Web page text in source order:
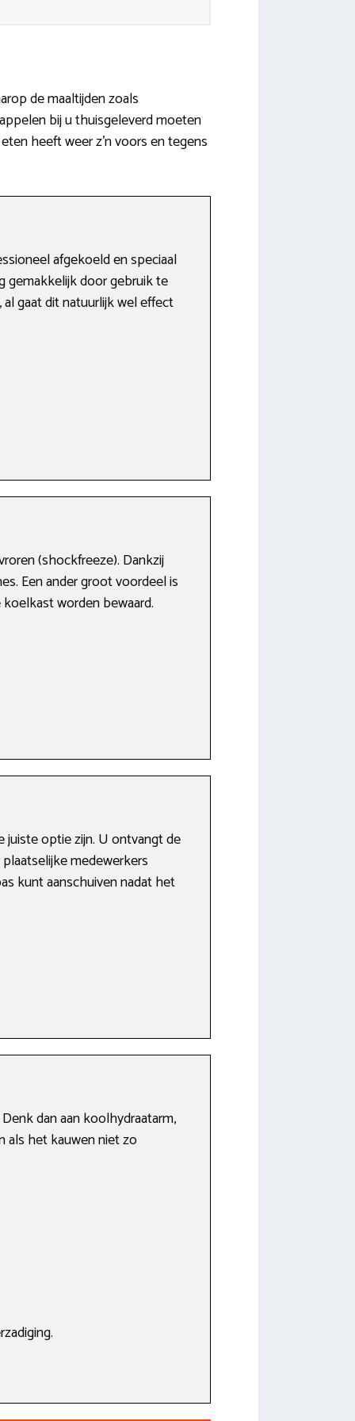
de maaltijden zoals
bij u thuisgeleverd moeten
heeft weer z’n voors en tegens
afgekoeld en speciaal
gemakkelijk door gebruik te
gaat dit natuurlijk wel effect
(shockfreeze). Dankzij
Een ander groot voordeel is
worden bewaard.
optie zijn. U ontvangt de
medewerkers
kunt aanschuiven nadat het
dan aan koolhydraatarm,
als het kauwen niet zo